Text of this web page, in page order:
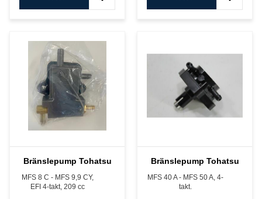
Bränslepump Tohatsu
MFS 8 C - MFS 9,9 CY,
EFI 4-takt, 209 cc
Bränslepump Tohatsu
MFS 40 A - MFS 50 A, 4-
takt.